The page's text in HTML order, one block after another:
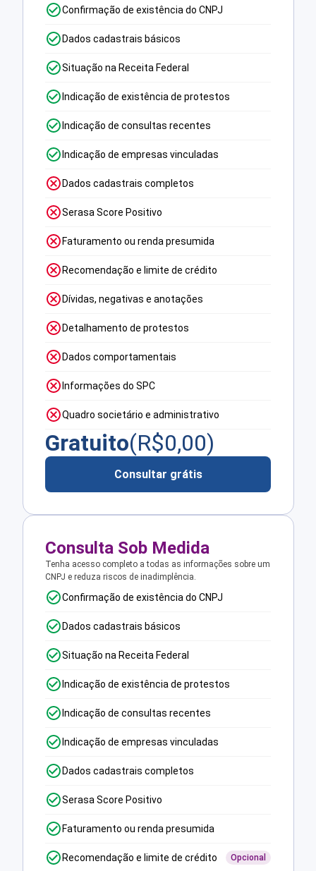
Confirmação de existência do CNPJ
Dados cadastrais básicos
Situação na Receita Federal
Indicação de existência de protestos
Indicação de consultas recentes
Indicação de empresas vinculadas
Dados cadastrais completos
Serasa Score Positivo
Faturamento ou renda presumida
Recomendação e limite de crédito
Dívidas, negativas e anotações
Detalhamento de protestos
Dados comportamentais
Informações do SPC
Quadro societário e administrativo
Gratuito(R$0,00)
Consultar grátis
Consulta Sob Medida
Tenha acesso completo a todas as informações sobre um
CNPJ e reduza riscos de inadimplência.
Confirmação de existência do CNPJ
Dados cadastrais básicos
Situação na Receita Federal
Indicação de existência de protestos
Indicação de consultas recentes
Indicação de empresas vinculadas
Dados cadastrais completos
Serasa Score Positivo
Faturamento ou renda presumida
Recomendação e limite de crédito Opcional